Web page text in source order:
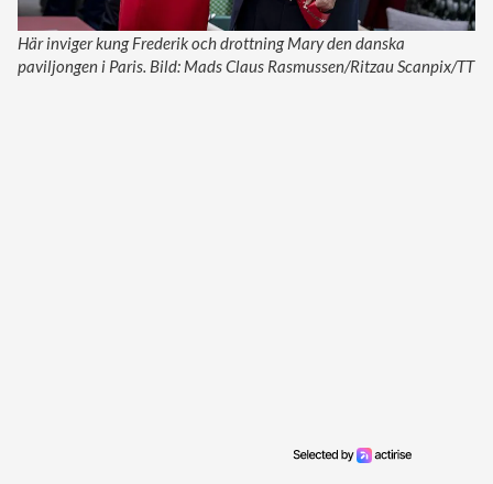
Här inviger kung Frederik och drottning Mary den danska
paviljongen i Paris. Bild: Mads Claus Rasmussen/Ritzau Scanpix/TT